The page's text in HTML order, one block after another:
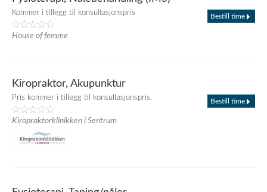
Kommer i tillegg til konsultasjonspris
House of femme
Bestill time
Kiropraktor, Akupunktur
Pris kommer i tillegg til konsultasjonspris.
Kiropraktorklinikken i Sentrum
Bestill time